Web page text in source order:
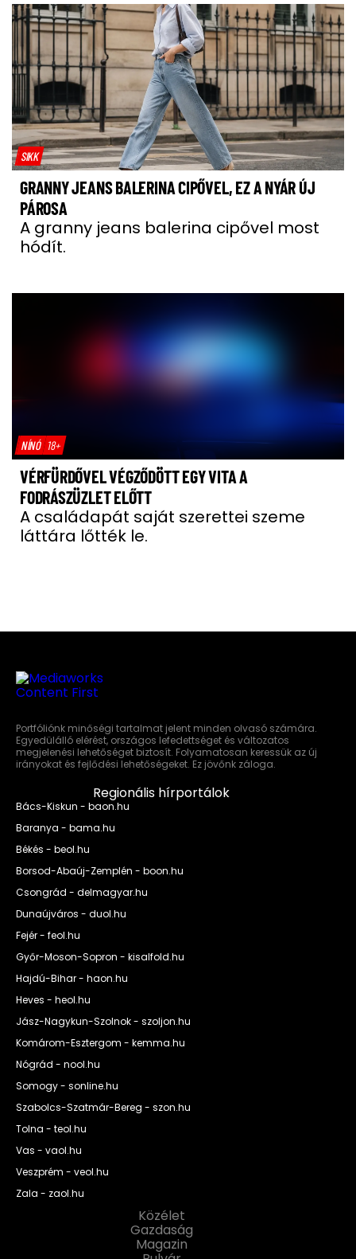
SIKK
GRANNY JEANS BALERINA CIPŐVEL, EZ A NYÁR ÚJ
PÁROSA
A granny jeans balerina cipővel most
hódít.
NÍNÓ 18+
VÉRFÜRDŐVEL VÉGZŐDÖTT EGY VITA A
FODRÁSZÜZLET ELŐTT
A családapát saját szerettei szeme
láttára lőtték le.
Portfóliónk minőségi tartalmat jelent minden olvasó számára.
Egyedülálló elérést, országos lefedettséget és változatos
megjelenési lehetőséget biztosít. Folyamatosan keressük az új
irányokat és fejlődési lehetőségeket. Ez jövőnk záloga.
Regionális hírportálok
Bács-Kiskun - baon.hu
Baranya - bama.hu
Békés - beol.hu
Borsod-Abaúj-Zemplén - boon.hu
Csongrád - delmagyar.hu
Dunaújváros - duol.hu
Fejér - feol.hu
Győr-Moson-Sopron - kisalfold.hu
Hajdú-Bihar - haon.hu
Heves - heol.hu
Jász-Nagykun-Szolnok - szoljon.hu
Komárom-Esztergom - kemma.hu
Nógrád - nool.hu
Somogy - sonline.hu
Szabolcs-Szatmár-Bereg - szon.hu
Tolna - teol.hu
Vas - vaol.hu
Veszprém - veol.hu
Zala - zaol.hu
Közélet
Gazdaság
Magazin